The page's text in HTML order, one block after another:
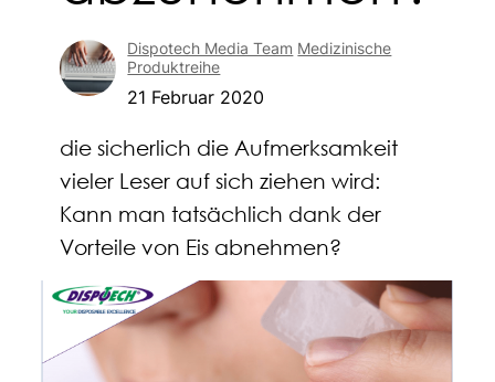
Dispotech Media Team Medizinische
Produktreihe
21 Februar 2020
die sicherlich die Aufmerksamkeit
vieler Leser auf sich ziehen wird:
Kann man tatsächlich dank der
Vorteile von Eis abnehmen?